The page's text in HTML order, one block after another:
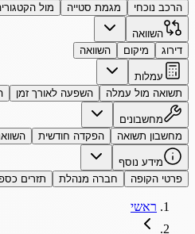
הרכב נוכחי
מגמת סטייה מול
השוואה
דירוג
מיקום השוואה
עמלות
תשואה מול עמלה
השפעה לאורך זמן
מחשבונים
מחשבון תשואה
הפקדה חודשית
מידע נוסף
פרטי הקופה
חברה מנהלת תזרים
ראשי